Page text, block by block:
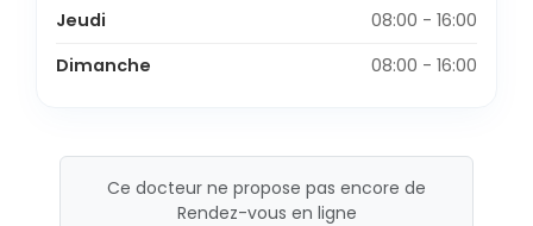
Jeudi
08:00 - 16:00
Dimanche
08:00 - 16:00
Ce docteur ne propose pas encore de
Rendez-vous en ligne